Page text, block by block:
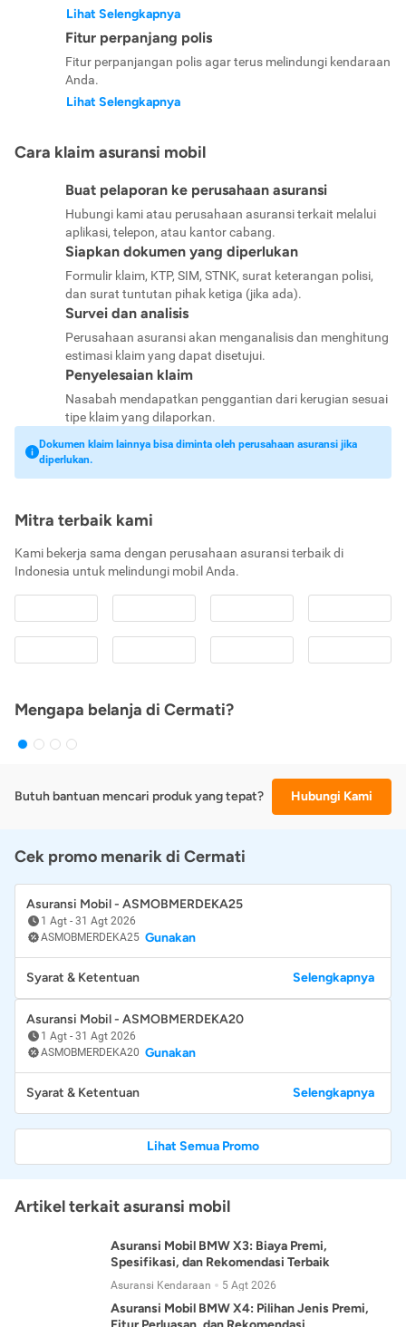
Lihat Selengkapnya
Fitur perpanjang polis
Fitur perpanjangan polis agar terus melindungi kendaraan
Anda.
Lihat Selengkapnya
Cara klaim asuransi mobil
Buat pelaporan ke perusahaan asuransi
Hubungi kami atau perusahaan asuransi terkait melalui
aplikasi, telepon, atau kantor cabang.
Siapkan dokumen yang diperlukan
Formulir klaim, KTP, SIM, STNK, surat keterangan polisi,
dan surat tuntutan pihak ketiga (jika ada).
Survei dan analisis
Perusahaan asuransi akan menganalisis dan menghitung
estimasi klaim yang dapat disetujui.
Penyelesaian klaim
Nasabah mendapatkan penggantian dari kerugian sesuai
tipe klaim yang dilaporkan.
Dokumen klaim lainnya bisa diminta oleh perusahaan asuransi jika
diperlukan.
Mitra terbaik kami
Kami bekerja sama dengan perusahaan asuransi terbaik di
Indonesia untuk melindungi mobil Anda.
Mengapa belanja di Cermati?
Butuh bantuan mencari produk yang tepat? Hubungi Kami
Cek promo menarik di Cermati
Asuransi Mobil - ASMOBMERDEKA25
1 Agt - 31 Agt 2026
ASMOBMERDEKA25 Gunakan
Syarat & Ketentuan Selengkapnya
Asuransi Mobil - ASMOBMERDEKA20
1 Agt - 31 Agt 2026
ASMOBMERDEKA20 Gunakan
Syarat & Ketentuan Selengkapnya
Lihat Semua Promo
Artikel terkait asuransi mobil
Asuransi Mobil BMW X3: Biaya Premi,
Spesifikasi, dan Rekomendasi Terbaik
Asuransi Kendaraan 5 Agt 2026
Asuransi Mobil BMW X4: Pilihan Jenis Premi,